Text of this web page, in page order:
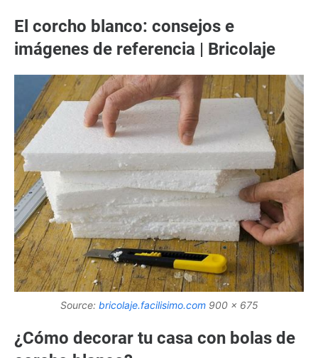
El corcho blanco: consejos e
imágenes de referencia | Bricolaje
Source: bricolaje.facilisimo.com900 x 675
¿Cómo decorar tu casa con bolas de